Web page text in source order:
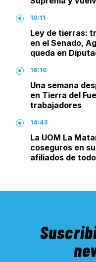
10:11
Ley de tierras:
en el Senado,
queda en
16:10
Una semana
en Tierra del
trabajadores
14:43
La UOM La
coseguros en
afiliados de